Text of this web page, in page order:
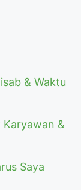
& Waktu
&
Saya